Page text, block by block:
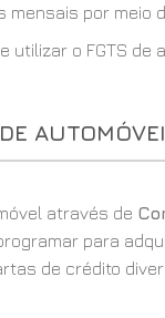
mensais por meio
utilizar o FGTS
através de
para
de crédito